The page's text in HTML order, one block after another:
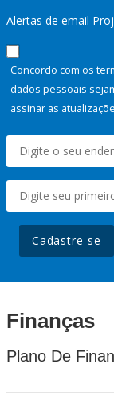
Alertas de email
Concordo com os
dados pessoais
assinar as
Cadastre-se
Finanças
Plano De